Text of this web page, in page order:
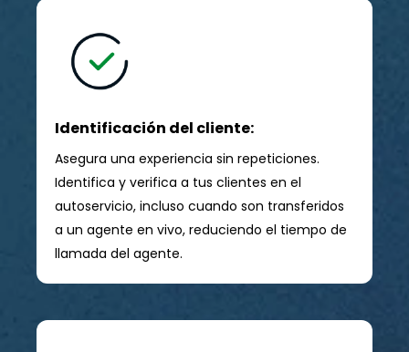
Identificación del cliente:
Asegura una experiencia sin repeticiones.
Identifica y verifica a tus clientes en el
autoservicio, incluso cuando son transferidos
a un agente en vivo, reduciendo el tiempo de
llamada del agente.